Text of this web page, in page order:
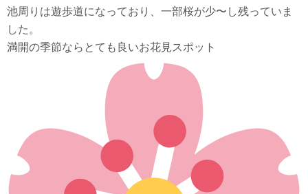
池周りは遊歩道になっており、一部桜が少〜し残っていま
した。
満開の季節ならとても良いお花見スポット